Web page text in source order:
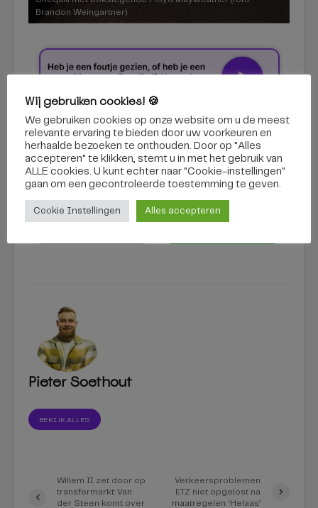
Brandon Weingartner)
boksen Shequill Waterberg tilburg
wereldkampioenen
Pieter Soethout
BEKIJK ALLES
Willem II zet door op
transfermarkt: Van
der Steen komt over
Verkeersproblemen
ETZ niet opgelost na
maatregelen: ‘Helaas’
Wij gebruiken cookies! 🍪
We gebruiken cookies op onze website om u de meest
relevante ervaring te bieden door uw voorkeuren en
herhaalde bezoeken te onthouden. Door op "Alles
accepteren" te klikken, stemt u in met het gebruik van
ALLE cookies. U kunt echter naar "Cookie-instellingen"
gaan om een ​​gecontroleerde toestemming te geven.
Cookie Instellingen Alles accepteren